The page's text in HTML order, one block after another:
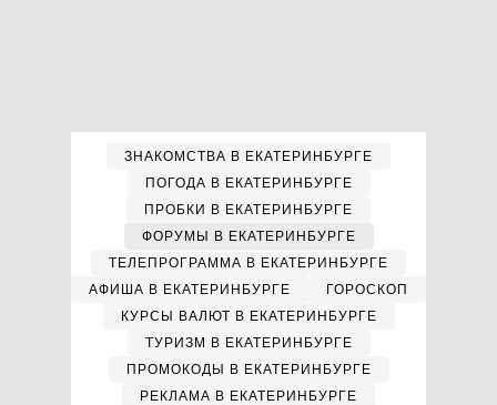
ЗНАКОМСТВА В ЕКАТЕРИНБУРГЕ
ПОГОДА В ЕКАТЕРИНБУРГЕ
ПРОБКИ В ЕКАТЕРИНБУРГЕ
ФОРУМЫ В ЕКАТЕРИНБУРГЕ
ТЕЛЕПРОГРАММА В ЕКАТЕРИНБУРГЕ
АФИША В ЕКАТЕРИНБУРГЕ
ГОРОСКОП
КУРСЫ ВАЛЮТ В ЕКАТЕРИНБУРГЕ
ТУРИЗМ В ЕКАТЕРИНБУРГЕ
ПРОМОКОДЫ В ЕКАТЕРИНБУРГЕ
РЕКЛАМА В ЕКАТЕРИНБУРГЕ